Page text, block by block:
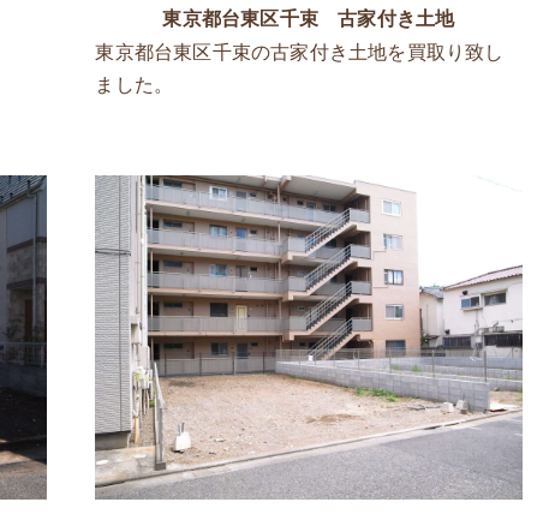
東京都台東区千束 古家付き土地
東京都台東区千束の古家付き土地を買取り致し
ました。